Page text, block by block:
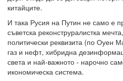
китайците.
И така Русия на Путин не само е
съветска реконструралистка
политически реквизита (по Оуен
газ и нефт, хибридна
света и най-важното - нарочно
икономическа система.